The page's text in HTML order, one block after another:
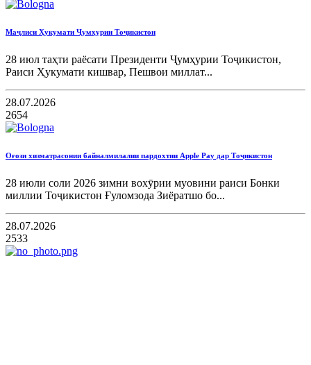
Маҷлиси Ҳукумати Ҷумҳурии Тоҷикистон
28 июл таҳти раёсати Президенти Ҷумҳурии Тоҷикистон,
Раиси Ҳукумати кишвар, Пешвои миллат...
28.07.2026
2654
Оғози хизматрасонии байналмилалии пардохтии Apple Pay дар Тоҷикистон
28 июли соли 2026 зимни вохӯрии муовини раиси Бонки
миллии Тоҷикистон Ғуломзода Зиёратшо бо...
28.07.2026
2533